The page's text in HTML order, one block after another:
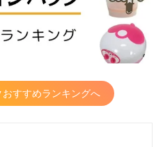
すすめランキングへ